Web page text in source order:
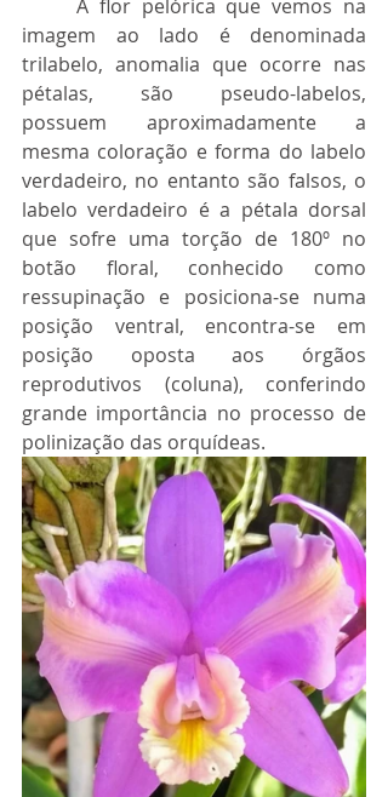
imagem ao lado é denominada
trilabelo, anomalia que ocorre nas
pétalas, são pseudo-labelos,
possuem aproximadamente a
mesma coloração e forma do labelo
verdadeiro, no entanto são falsos, o
labelo verdadeiro é a pétala dorsal
que sofre uma torção de 180º no
botão floral, conhecido como
ressupinação e posiciona-se numa
posição ventral, encontra-se em
posição oposta aos órgãos
reprodutivos (coluna), conferindo
grande importância no processo de
polinização das orquídeas.